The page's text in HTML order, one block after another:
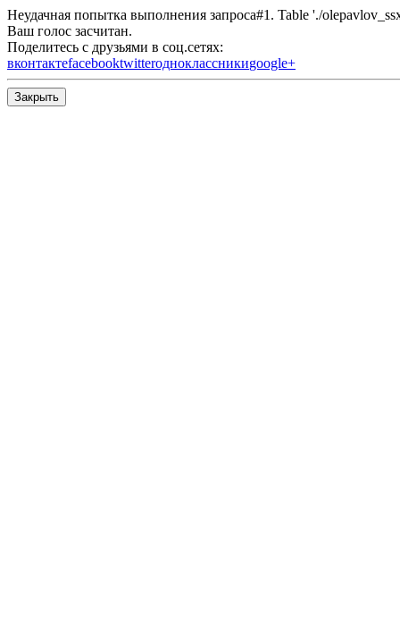
Неудачная попытка выполнения запроса#1. Table './
Ваш голос засчитан.
Поделитесь с друзьями в соц.сетях:
вконтактеfacebooktwitterодноклассникиgoogle+